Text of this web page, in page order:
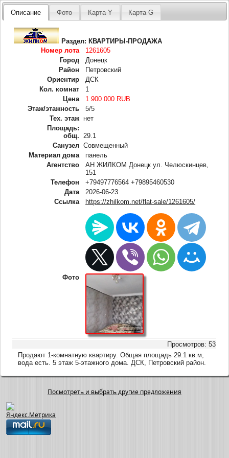
Описание Фото Карта Y Карта G
Раздел:КВАРТИРЫ-ПРОДАЖА
Номер лота
1261605
Город
Донецк
Район
Петровский
Ориентир
ДСК
Кол. комнат
1
Цена
1 900 000 RUB
Этаж/этажность
5/5
Тех. этаж нет
Площадь:
общ.
29.1
Санузел Совмещенный
Материал дома
панель
Агентство
АН ЖИЛКОМ Донецк ул. Челюскинцев,
151
Телефон
+79497776564 +79895460530
Дата
2026-06-23
Ссылка
https://zhilkom.net/flat-sale/1261605/
Фото
Просмотров: 53
Продают 1-комнатную квартиру. Общая площадь 29.1 кв.м,
вода есть. 5 этаж 5-этажного дома. ДСК, Петровский район.
Посмотреть и выбрать другие предложения